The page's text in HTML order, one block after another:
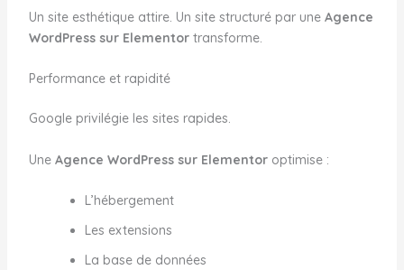
Un site esthétique attire. Un site structuré par une Agence
WordPress sur Elementortransforme.
Performance et rapidité
Google privilégie les sites rapides.
Une Agence WordPress sur Elementoroptimise :
L’hébergement
Les extensions
La base de données